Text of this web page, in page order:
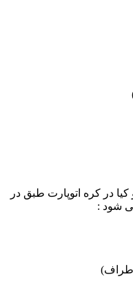
در کره اتوپارت طبق در
شود :